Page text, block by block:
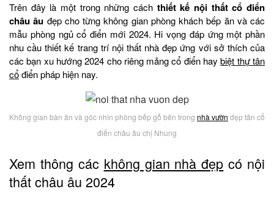
Trên đây là một trong những cách thiết kế nội thất cổ điển
châu âu đẹp cho từng không gian phòng khách bếp ăn và các
mẫu phòng ngủ cổ điển mới 2024. Hi vọng đáp ứng một phần
nhu cầu thiết kế trang trí nội thất nhà đẹp ứng với sở thích của
các bạn xu hướng 2024 cho riêng mảng cổ điển haybiệt thự tân
cổđiển pháp hiện nay.
Không gian bàn ăn và góc nhìn phòng bếp gỗ bên trong nhà vườn đẹp tân cổ
điển châu âu chị Nhung
Xem thông các không gian nhà đẹp có nội
thất châu âu 2024